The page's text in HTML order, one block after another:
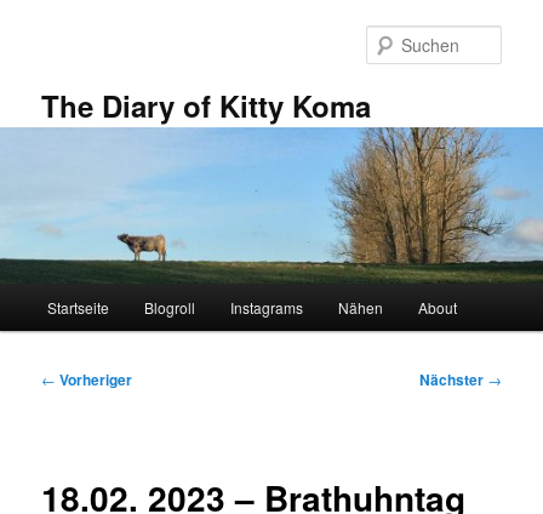
The Diary of Kitty Koma
Startseite Blogroll Instagrams Nähen About
Beitragsnavigation
← Vorheriger Nächster →
18.02. 2023 – Brathuhntag